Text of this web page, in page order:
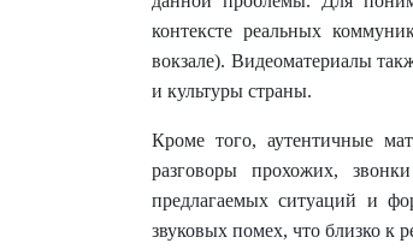
контексте реальных
вокзале). Видеоматериалы
и культуры страны.
Кроме того, аутентичные
разговоры прохожих,
предлагаемых ситуаций и
звуковых помех, что близко к